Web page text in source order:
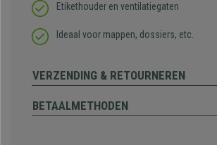
Etikethouder en ventilatiegaten
Ideaal voor mappen, dossiers, etc.
VERZENDING & RETOURNEREN
BETAALMETHODEN